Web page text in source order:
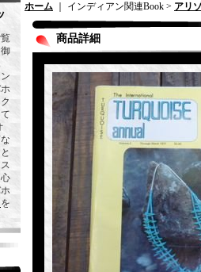
を
ホーム ｜ インディアン関連Book > アリ
商品詳細